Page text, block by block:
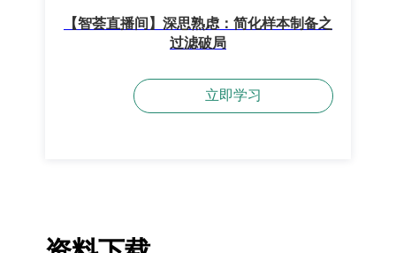
【智荟直播间】深思熟虑：简化样本制备之
过滤破局
立即学习